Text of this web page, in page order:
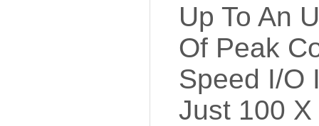
Up To An
Of Peak
Speed I/O
Just 100